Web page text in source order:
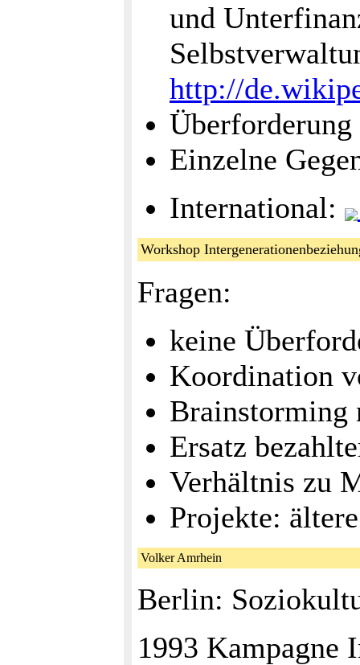
und
http://
Überforderung
Einzelne
International:
Workshop
Fragen:
keine
Koordination
Brainstorming
Ersatz
Verhältnis zu
Projekte:
Volker Amrhein
Berlin:
1993 Kampagne